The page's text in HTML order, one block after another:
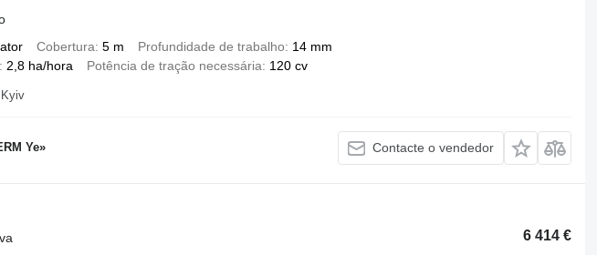
Cobertura 5 m Profundidade de trabalho
14 mm
2,8 ha/hora Potência de tração necessária 120 cv
Ye» Contacte o vendedor
6 414 €